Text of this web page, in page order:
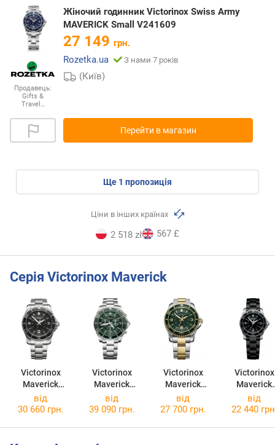
Продавець:
Gifts &
Travel…
Жіночий годинник Victorinox Swiss Army
MAVERICK Small V241609
27 149 грн.
Rozetka.ua
З нами 7 років
(Київ)
Перейти в магазин
ще 1 пропозиція
Ціни в інших країнах
2 518 zł 567 £
Серія Victorinox Maverick
Victorinox
Maverick
V241697
Victorinox
Maverick
241946
Victorinox
Maverick
V241605
Victorinox
Maverick
V241702
від
30 660 грн.
від
39 090 грн.
від
27 700 грн.
від
22 440